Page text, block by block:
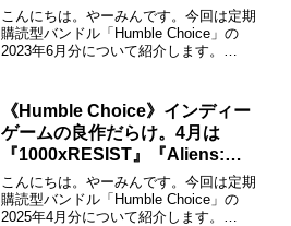
Ashes – Complete Edition』が
目玉。
こんにちは。やーみんです。今回は定期
購読型バンドル「Humble Choice」の
2023年6月分について紹介します。
下記のページで詳しく説明しているので
購...
《Humble Choice》インディー
ゲームの良作だらけ。4月は
『1000xRESIST』『Aliens:
Dark Descent』が目玉。
こんにちは。やーみんです。今回は定期
購読型バンドル「Humble Choice」の
2025年4月分について紹介します。